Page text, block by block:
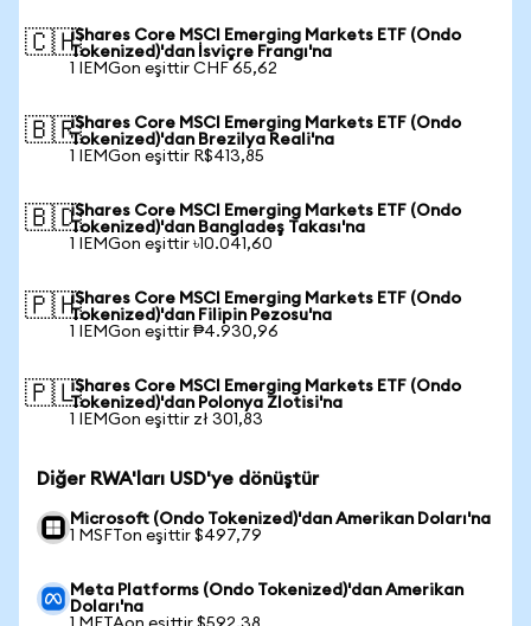
🇨🇭iShares Core MSCI Emerging Markets ETF (Ondo
Tokenized)'dan İsviçre Frangı'na
1 IEMGon eşittir CHF 65,62
🇧🇷iShares Core MSCI Emerging Markets ETF (Ondo
Tokenized)'dan Brezilya Reali'na
1 IEMGon eşittir R$413,85
🇧🇩iShares Core MSCI Emerging Markets ETF (Ondo
Tokenized)'dan Bangladeş Takası'na
1 IEMGon eşittir ৳10.041,60
🇵🇭iShares Core MSCI Emerging Markets ETF (Ondo
Tokenized)'dan Filipin Pezosu'na
1 IEMGon eşittir ₱4.930,96
🇵🇱iShares Core MSCI Emerging Markets ETF (Ondo
Tokenized)'dan Polonya Zlotisi'na
1 IEMGon eşittir zł 301,83
Diğer RWA'ları USD'ye dönüştür
Microsoft (Ondo Tokenized)'dan Amerikan Doları'na
1 MSFTon eşittir $497,79
Meta Platforms (Ondo Tokenized)'dan Amerikan
Doları'na